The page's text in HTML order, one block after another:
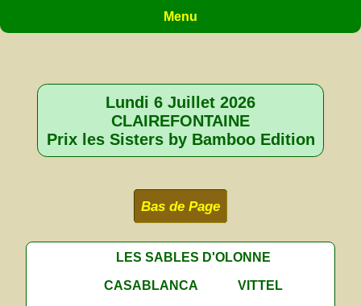
Menu
Lundi 6 Juillet 2026
CLAIREFONTAINE
Prix les Sisters by Bamboo Edition
Bas de Page
LES SABLES D'OLONNE
CASABLANCA
VITTEL